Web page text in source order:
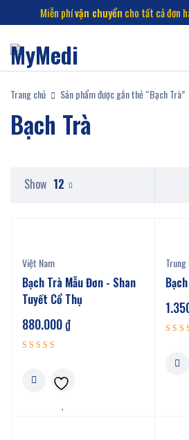
Miễn phívận chuyển cho tất cả đơn
Trang chủ Sản phẩm được gắn thẻ “Bạch Trà”
Bạch Trà
Show 12
Việt Nam
Bạch Trà Mẫu Đơn - Shan
Tuyết Cổ Thụ
880.000₫
hạng
5.00
5 sao
Trung
hạng
5 sao